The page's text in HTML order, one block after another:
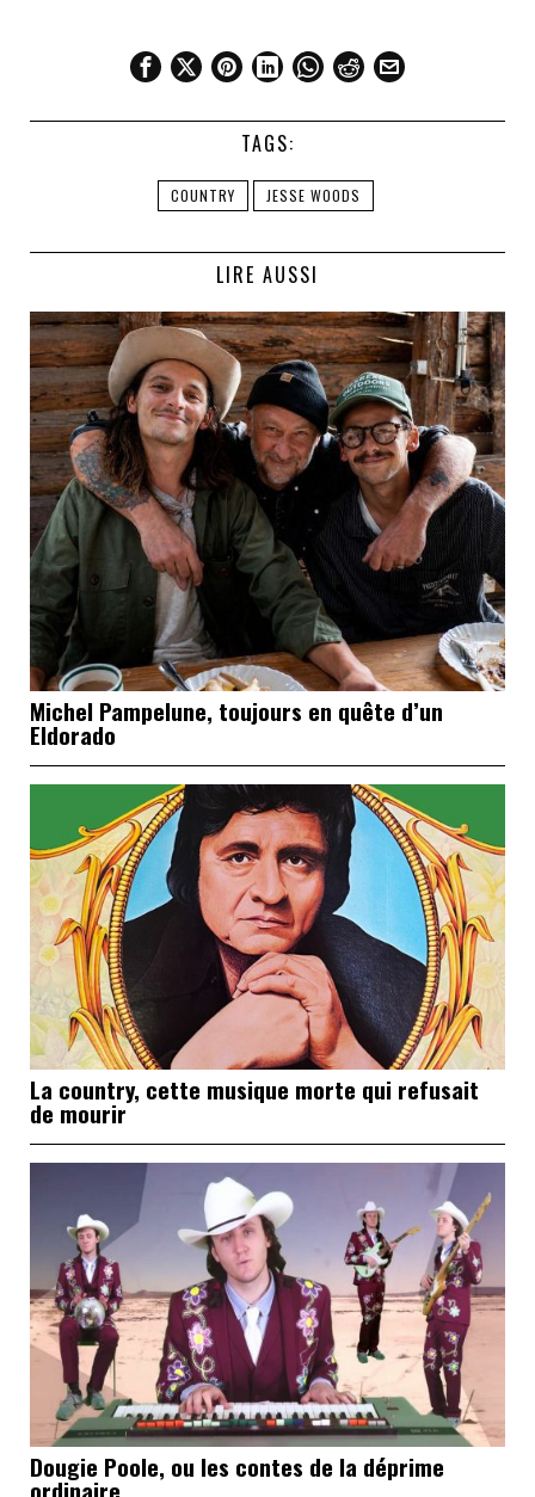
TAGS:
COUNTRY JESSE WOODS
LIRE AUSSI
Michel Pampelune, toujours en quête d’un
Eldorado
La country, cette musique morte qui refusait
de mourir
Dougie Poole, ou les contes de la déprime